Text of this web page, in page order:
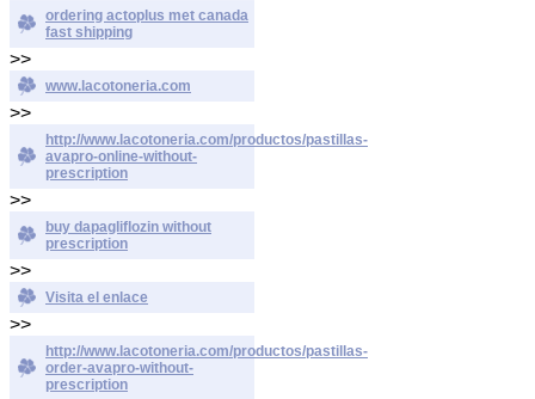
ordering actoplus met canada
fast shipping
>>
www.lacotoneria.com
>>
http://www.lacotoneria.com/productos/pastillas-
avapro-online-without-
prescription
>>
buy dapagliflozin without
prescription
>>
Visita el enlace
>>
http://www.lacotoneria.com/productos/pastillas-
order-avapro-without-
prescription